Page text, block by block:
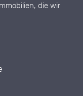
die wir